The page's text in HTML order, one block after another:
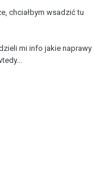
chciałbym wsadzić tu
mi info jakie naprawy